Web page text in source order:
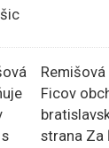
Ficov
strana Za